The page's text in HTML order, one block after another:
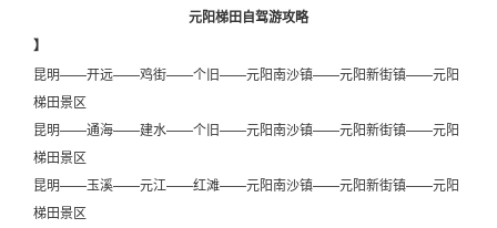
元阳梯田自驾游攻略
】
昆明——开远——鸡街——个旧——元阳南沙镇——元阳新街镇——元阳
梯田景区
昆明——通海——建水——个旧——元阳南沙镇——元阳新街镇——元阳
梯田景区
昆明——玉溪——元江——红滩——元阳南沙镇——元阳新街镇——元阳
梯田景区